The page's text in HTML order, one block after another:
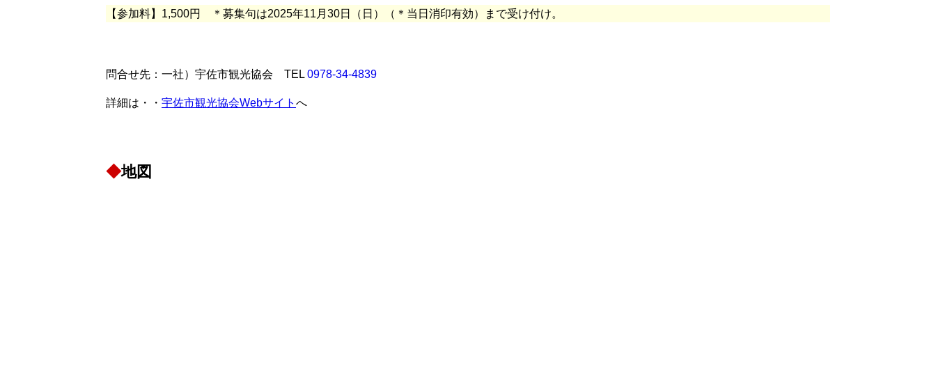
【参加料】1,500円 ＊募集句は2025年11月30日（日）（＊当日消印有効）まで受け付け。
問合せ先：一社）宇佐市観光協会 TEL 0978-34-4839
詳細は・・ 宇佐市観光協会Webサイト へ
◆地図